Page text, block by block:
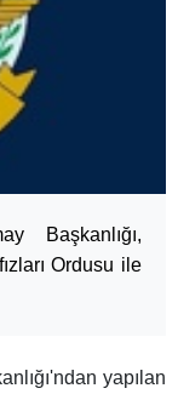
Başkanlığı,
Ordusu ile
yapılan